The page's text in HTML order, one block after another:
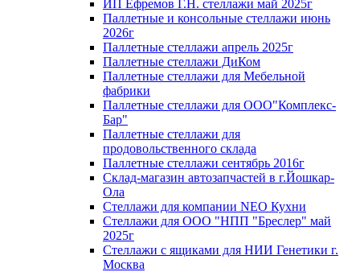
ИП Ефремов Г.Н. стеллажи май 2025г
Паллетные и консольные стеллажи июнь
2026г
Паллетные стеллажи апрель 2025г
Паллетные стеллажи ДиКом
Паллетные стеллажи для Мебельной
фабрики
Паллетные стеллажи для ООО"Комплекс-
Бар"
Паллетные стеллажи для
продовольственного склада
Паллетные стеллажи сентябрь 2016г
Склад-магазин автозапчастей в г.Йошкар-
Ола
Стеллажи для компании NEO Кухни
Стеллажи для ООО "НПП "Бреслер" май
2025г
Стеллажи с ящиками для НИИ Генетики г.
Москва